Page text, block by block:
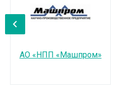
АО «НПП «Машпром»